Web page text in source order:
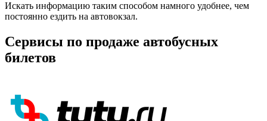
Искать информацию таким способом намного удобнее, чем
постоянно ездить на автовокзал.
Сервисы по продаже автобусных
билетов